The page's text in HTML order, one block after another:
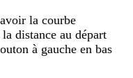
la courbe
distance au départ
à gauche en bas